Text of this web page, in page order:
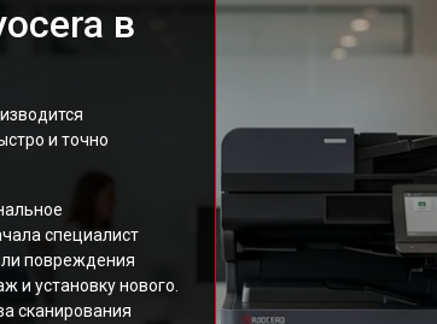
в
и точно
специалист
повреждения
и установку нового.
сканирования